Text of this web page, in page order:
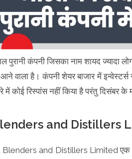
पुरानी कंपनी जिसका नाम शायद ज्यादा
वाला है। कंपनी शेयर बाजार में
में कोई रिस्पांस नहीं किया है परंतु दिसंबर
and Distillers
and Distillers Limited एक